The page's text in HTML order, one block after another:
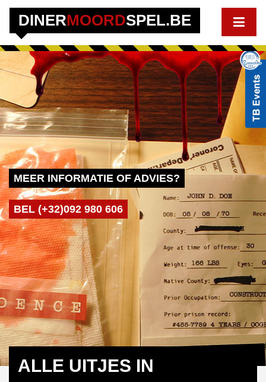
DINERMOORDSPEL.BE
MEER INFORMATIE OF ADVIES?
BEL (+32)092 980 606
ALLE UITJES IN